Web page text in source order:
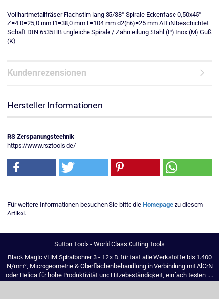
Vollhartmetallfräser Flachstirn lang 35/38° Spirale Eckenfase 0,50x45°
Z=4 D=25,0 mm l1=38,0 mm L=104 mm d2(h6)=25 mm AlTiN beschichtet
Schaft DIN 6535HB ungleiche Spirale / Zahnteilung Stahl (P) Inox (M) Guß
(K)
Kundenrezensionen
Hersteller Informationen
RS Zerspanungstechnik
https://www.rsztools.de/
Für weitere Informationen besuchen Sie bitte die Homepage zu diesem
Artikel.
Sutton Tools - World Class Cutting Tools
Black Magic VHM Spiralbohrer 3 - 12 x D für fast alle Werkstoffe bis 1.400
N/mm², Microgeometrie & Oberflächenbehandlung in Verbindung mit AlCrN
oder Helica für hohe Produktivität und Hitzebeständigkeit, einfach testen ....